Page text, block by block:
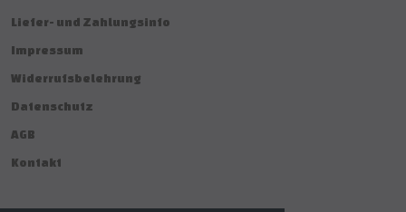
Liefer- und Zahlungsinfo
Impressum
Widerrufsbelehrung
Datenschutz
AGB
Kontakt